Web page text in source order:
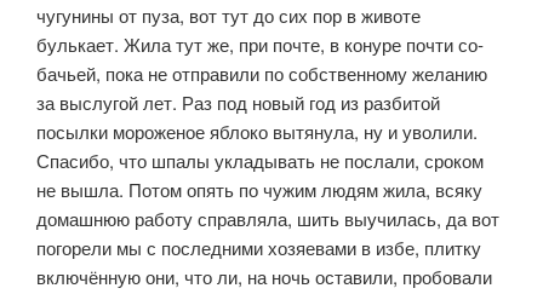
чугунины от пуза, вот тут до сих пор в животе
булькает. Жила тут же, при почте, в конуре почти со­
бачьей, пока не отправили по собственному желанию
за выслугой лет. Раз под новый год из разбитой
посылки мороженое яблоко вытянула, ну и уво­лили.
Спасибо, что шпалы укладывать не послали, сроком
не вышла. Потом опять по чужим людям жила, всяку
домашнюю работу справляла, шить вы­училась, да вот
погорели мы с последними хозяевами в избе, плитку
вклю­чённую они, что ли, на ночь оставили, пробовали